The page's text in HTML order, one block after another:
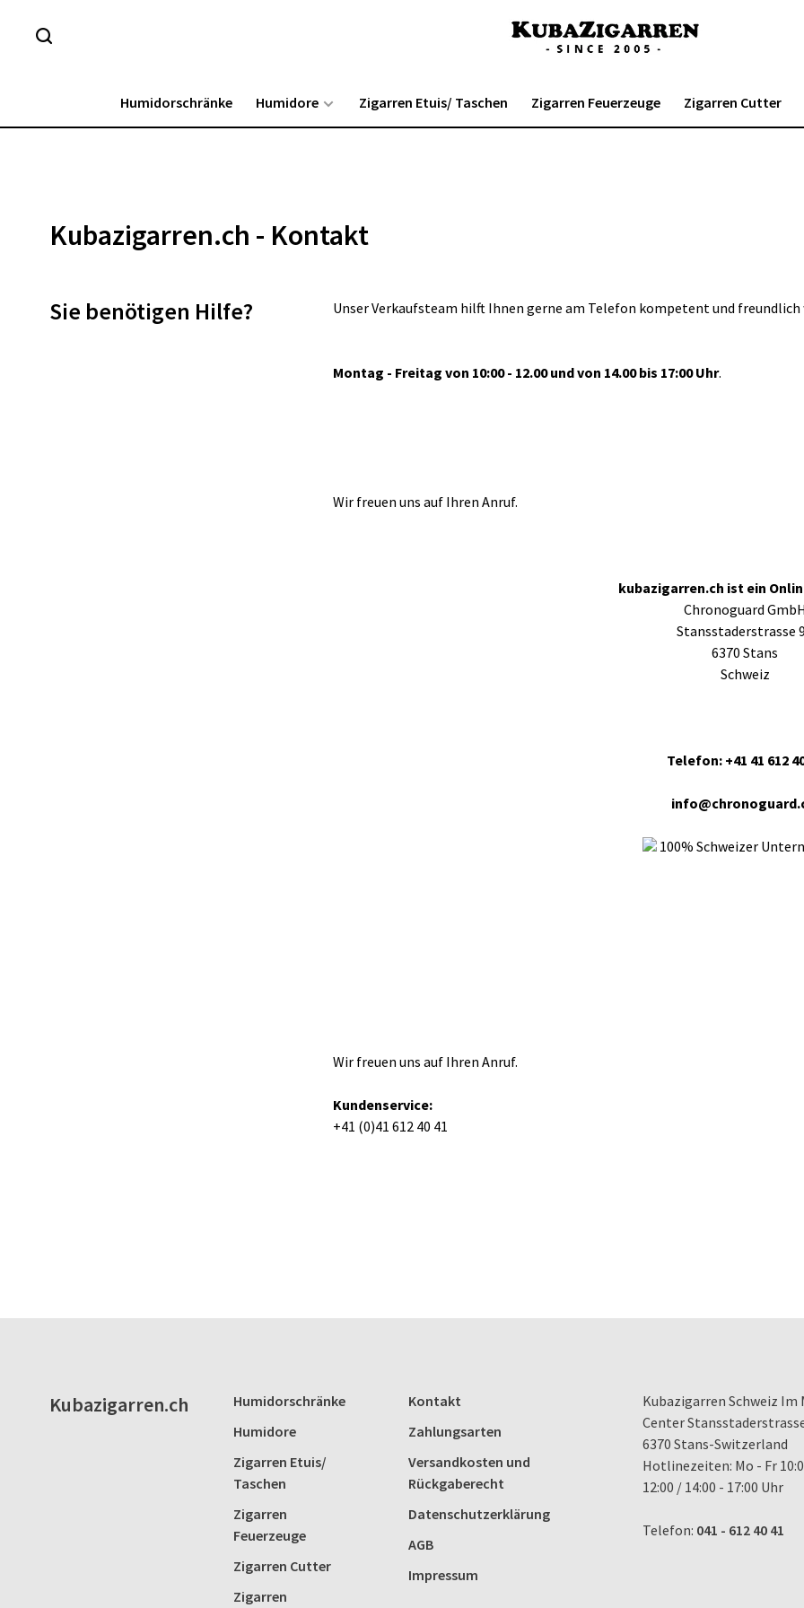
Humidorschränke Humidore Zigarren Etuis/ Taschen Zigarren Feuerzeuge Zigarren Cutter
Kubazigarren.ch - Kontakt
Sie benötigen Hilfe? Unser Verkaufsteam hilft Ihnen gerne am Telefon kompetent und freundlich
Montag - Freitag von 10:00 - 12.00 und von 14.00 bis 17:00 Uhr.
Wir freuen uns auf Ihren Anruf.
kubazigarren.ch ist ein
Chronoguard GmbH
Stansstaderstrasse
6370 Stans
Schweiz
Telefon: +41 41 612
100% Schweizer
Wir freuen uns auf Ihren Anruf.
Kundenservice:
+41 (0)41 612 40 41
Kubazigarren.ch
Humidorschränke
Humidore
Zigarren Etuis/
Taschen
Zigarren
Feuerzeuge
Zigarren Cutter
Zigarren
Kontakt
Zahlungsarten
Versandkosten und
Rückgaberecht
Datenschutzerklärung
AGB
Impressum
Kubazigarren Schweiz Im
Center
6370 Stans-Switzerland
Hotlinezeiten: Mo - Fr
12:00 / 14:00 - 17:00 Uhr
Telefon: 041 - 612 40 41